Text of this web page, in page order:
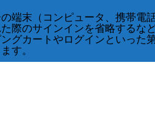
端末（コンピュータ、携帯
際のサインインを省略する
グカートやログインといっ
す。